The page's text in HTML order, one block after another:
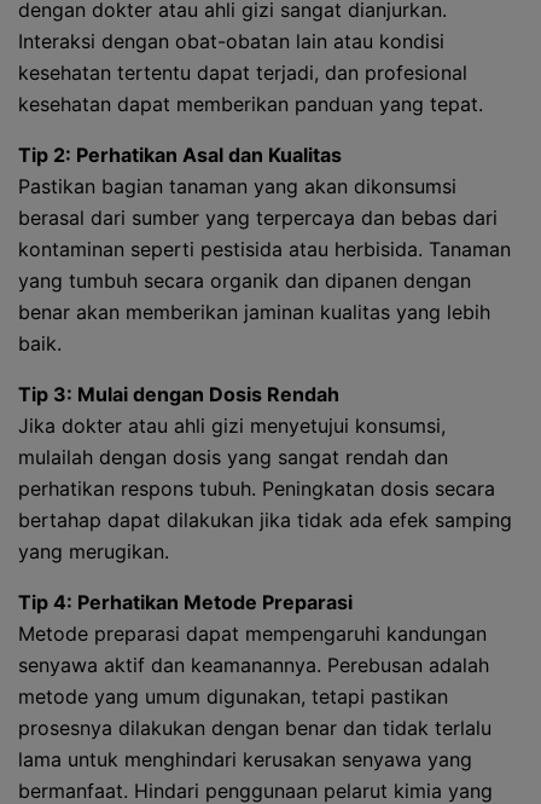
dengan dokter atau ahli gizi sangat dianjurkan.
Interaksi dengan obat-obatan lain atau kondisi
kesehatan tertentu dapat terjadi, dan profesional
kesehatan dapat memberikan panduan yang tepat.
Tip 2: Perhatikan Asal dan Kualitas
Pastikan bagian tanaman yang akan dikonsumsi
berasal dari sumber yang terpercaya dan bebas dari
kontaminan seperti pestisida atau herbisida. Tanaman
yang tumbuh secara organik dan dipanen dengan
benar akan memberikan jaminan kualitas yang lebih
baik.
Tip 3: Mulai dengan Dosis Rendah
Jika dokter atau ahli gizi menyetujui konsumsi,
mulailah dengan dosis yang sangat rendah dan
perhatikan respons tubuh. Peningkatan dosis secara
bertahap dapat dilakukan jika tidak ada efek samping
yang merugikan.
Tip 4: Perhatikan Metode Preparasi
Metode preparasi dapat mempengaruhi kandungan
senyawa aktif dan keamanannya. Perebusan adalah
metode yang umum digunakan, tetapi pastikan
prosesnya dilakukan dengan benar dan tidak terlalu
lama untuk menghindari kerusakan senyawa yang
bermanfaat. Hindari penggunaan pelarut kimia yang